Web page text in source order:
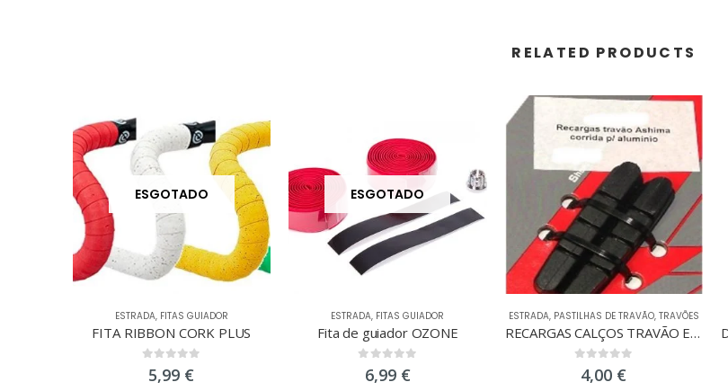
RELATED PRODUCTS
ESGOTADO
ESTRADA, FITAS GUIADOR
FITA RIBBON CORK PLUS
out of 5
5,99 €
ESGOTADO
ESTRADA, FITAS GUIADOR
Fita de guiador OZONE
out of 5
6,99 €
ESTRADA, PASTILHAS DE TRAVÃO, TRAVÕES
RECARGAS CALÇOS TRAVÃO ESTRADA ARO ALUMINIO
out of 5
4,00 €